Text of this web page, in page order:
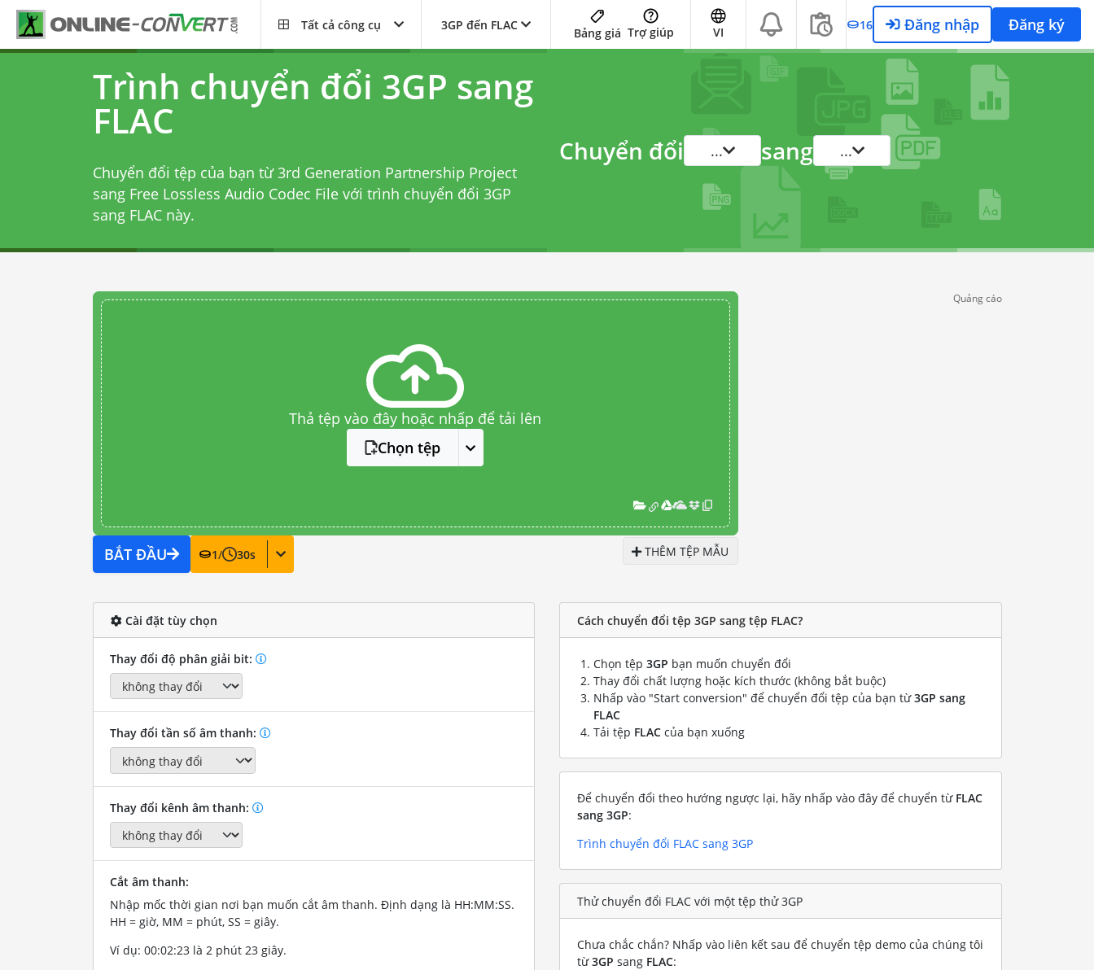
Tất cả công cụ 3GP đến FLAC
Bảng giá Trợ giúp VI 16 Đăng nhập Đăng ký
Trình chuyển đổi 3GP sang
FLAC
Chuyển đổi tệp của bạn từ 3rd Generation Partnership Project
sang Free Lossless Audio Codec File với trình chuyển đổi 3GP
sang FLACnày.
Chuyển đổi ... sang ...
Thả tệp vào đây hoặc nhấp để tải lên
Chọn tệp
BẮT ĐẦU 1/ 30s THÊM TỆP MẪU
Quảng cáo
Cài đặt tùy chọn
Thay đổi độ phân giải bit:
Thay đổi tần số âm thanh:
Thay đổi kênh âm thanh:
Cắt âm thanh:
Nhập mốc thời gian nơi bạn muốn cắt âm thanh. Định dạng là HH:MM:SS.
HH = giờ, MM = phút, SS = giây.
Ví dụ: 00:02:23 là 2 phút 23 giây.
Cách chuyển đổi tệp 3GP sang tệp FLAC?
Chọn tệp 3GP bạn muốn chuyển đổi
Thay đổi chất lượng hoặc kích thước (không bắt buộc)
Nhấp vào "Start conversion" để chuyển đổi tệp của bạn từ3GP sang
FLAC
Tải tệp FLAC của bạn xuống
Để chuyển đổi theo hướng ngược lại, hãy nhấp vào đây để chuyển từ FLAC
sang 3GP:
Trình chuyển đổi FLAC sang 3GP
Thử chuyển đổi FLAC với một tệp thử 3GP
Chưa chắc chắn? Nhấp vào liên kết sau để chuyển tệp demo của chúng tôi
từ3GP sang FLAC: